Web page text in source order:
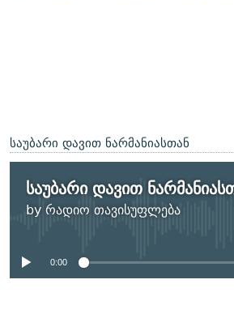
საუბარი დავით ნარმანიასთან
საუბარი დავით
byრადიო თავისუფლება
No media source
0:00